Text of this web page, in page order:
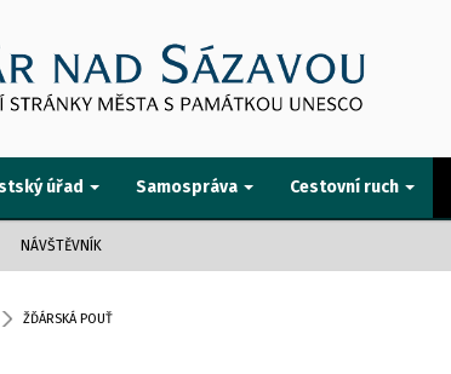
úřad Samospráva Cestovní ruch
NÁVŠTĚVNÍK
ŽĎÁRSKÁ POUŤ